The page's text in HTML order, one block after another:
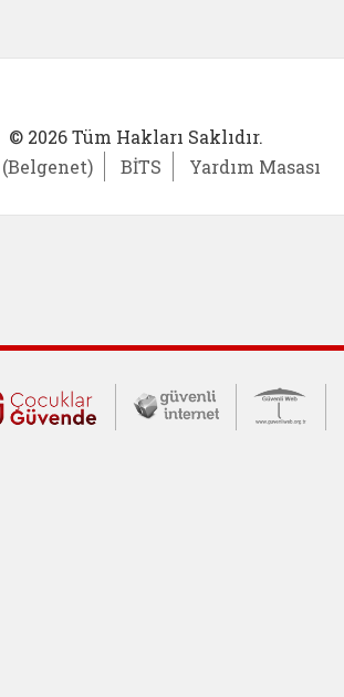
© 2026 Tüm Hakları Saklıdır.
(Belgenet)
BİTS Yardım Masası
İletişim Merkezi
Çocuklar Güvende (yeni
Güvenli